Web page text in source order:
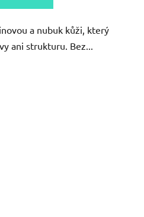
a nubuk kůži, který
ani strukturu. Bez...